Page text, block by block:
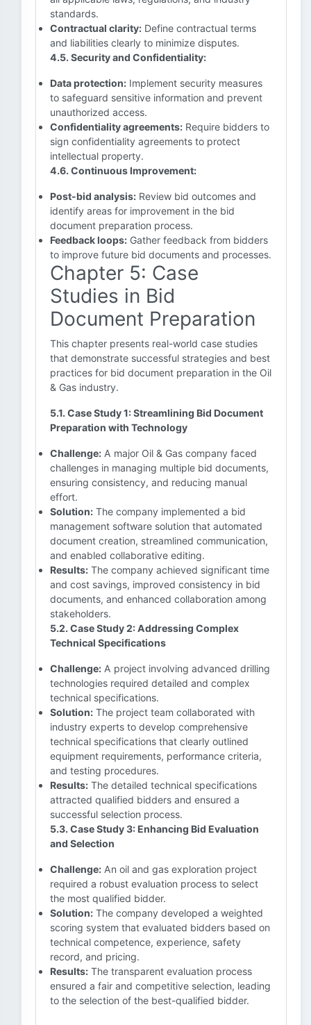
standards.
Contractual clarity: Define contractual terms
and liabilities clearly to minimize disputes.
4.5. Security and Confidentiality:
Data protection: Implement security measures
to safeguard sensitive information and prevent
unauthorized access.
Confidentiality agreements: Require bidders to
sign confidentiality agreements to protect
intellectual property.
4.6. Continuous Improvement:
Post-bid analysis: Review bid outcomes and
identify areas for improvement in the bid
document preparation process.
Feedback loops: Gather feedback from bidders
to improve future bid documents and processes.
Chapter 5: Case
Studies in Bid
Document Preparation
This chapter presents real-world case studies
that demonstrate successful strategies and best
practices for bid document preparation in the Oil
& Gas industry.
5.1. Case Study 1: Streamlining Bid Document
Preparation with Technology
Challenge: A major Oil & Gas company faced
challenges in managing multiple bid documents,
ensuring consistency, and reducing manual
effort.
Solution: The company implemented a bid
management software solution that automated
document creation, streamlined communication,
and enabled collaborative editing.
Results: The company achieved significant time
and cost savings, improved consistency in bid
documents, and enhanced collaboration among
stakeholders.
5.2. Case Study 2: Addressing Complex
Technical Specifications
Challenge: A project involving advanced drilling
technologies required detailed and complex
technical specifications.
Solution: The project team collaborated with
industry experts to develop comprehensive
technical specifications that clearly outlined
equipment requirements, performance criteria,
and testing procedures.
Results: The detailed technical specifications
attracted qualified bidders and ensured a
successful selection process.
5.3. Case Study 3: Enhancing Bid Evaluation
and Selection
Challenge: An oil and gas exploration project
required a robust evaluation process to select
the most qualified bidder.
Solution: The company developed a weighted
scoring system that evaluated bidders based on
technical competence, experience, safety
record, and pricing.
Results: The transparent evaluation process
ensured a fair and competitive selection, leading
to the selection of the best-qualified bidder.